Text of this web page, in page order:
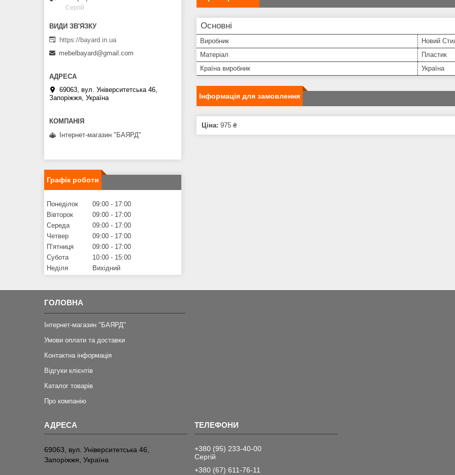
Основні
Виробник
Новий
Матеріал
Пластик
Країна виробник
Україна
Інформація для замовлення
Ціна: 975 ₴
Сергій
https://bayard.in.ua
mebelbayard@gmail.com
69063, вул. Університетська 46,
Запоріжжя, Україна
Інтернет-магазин "БАЯРД"
Графік роботи
Понеділок 09:00
17:00
Вівторок
09:00
17:00
Середа
09:00
17:00
Четвер
09:00
17:00
Пʼятниця
09:00
17:00
Субота
10:00
15:00
Неділя
Вихідний
ГОЛОВНА
Інтернет-магазин "БАЯРД"
Умови оплати та доставки
Контактна інформація
Відгуки клієнтів
Каталог товарів
Про компанію
69063, вул. Університетська 46,
Запоріжжя, Україна
+380 (95) 233-40-00
Сергій
+380 (67) 611-76-11